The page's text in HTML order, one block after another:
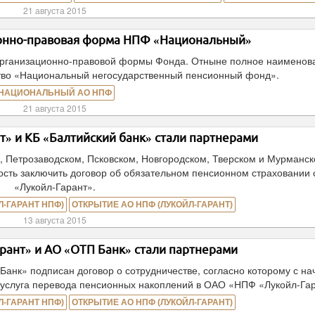
21 августа 2015
правовая форма НПФ «Национальный»
правовой формы Фонда. Отныне полное
«Национальный негосударственный пенсионный фонд».
АО НПФ
21 августа 2015
и КБ «Балтийский банк» стали партнерами
Петрозаводском, Псковском, Новгородском, Тверском и
заключить договор об обязательном пенсионном
«Лукойл-Гарант».
ГАРАНТ НПФ) ОТКРЫТИЕ АО НПФ (ЛУКОЙЛ-ГАРАНТ)
13 августа 2015
и АО «ОТП Банк» стали партнерами
подписан договор о сотрудничестве, согласно которому с
перевода пенсионных накоплений в ОАО «НПФ «Лукойл-
ГАРАНТ НПФ) ОТКРЫТИЕ АО НПФ (ЛУКОЙЛ-ГАРАНТ)